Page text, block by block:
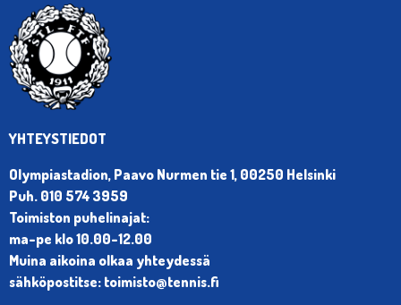
YHTEYSTIEDOT
Olympiastadion, Paavo Nurmen tie 1, 00250 Helsinki
Puh. 010 574 3959
Toimiston puhelinajat:
ma-pe klo 10.00-12.00
Muina aikoina olkaa yhteydessä
sähköpostitse: toimisto@tennis.fi